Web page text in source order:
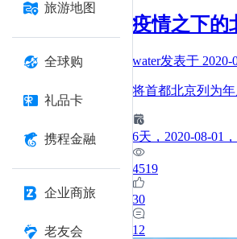
旅游地图
全球购
礼品卡
携程金融
企业商旅
老友会
疫情之下的
water发表于 2020-
将首都北京列为
6天 ，2020-08-01
4519
30
12